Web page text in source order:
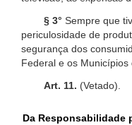
§ 3° Sempre que
periculosidade de
segurança dos
Federal e os
Art. 11. (Vetado).
Da Responsabilidade